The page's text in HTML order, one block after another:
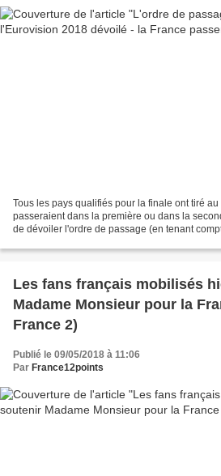
Tous les pays qualifiés pour la finale ont tiré
passeraient dans la première ou dans la
de dévoiler l'ordre de passage (en tenant
Les fans français mobilisés
Madame Monsieur pour la
France 2)
Publié le 09/05/2018 à 11:06
Par France12points